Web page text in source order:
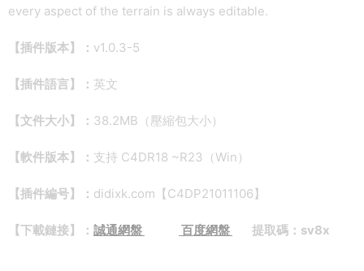
every aspect of the terrain is always editable.
【插件版本】： v1.0.3-5
【插件語言】： 英文
【文件大小】： 38.2MB（壓縮包大小）
【軟件版本】： 支持 C4DR18 ~R23（Win）
【插件編号】： didixk.com【C4DP21011106】
【下載鏈接】： 誠通網盤 百度網盤 提取碼：sv8x